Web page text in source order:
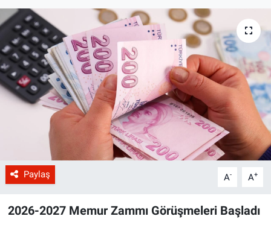
Paylaş A- A+
2026-2027 Memur Zammı Görüşmeleri Başladı